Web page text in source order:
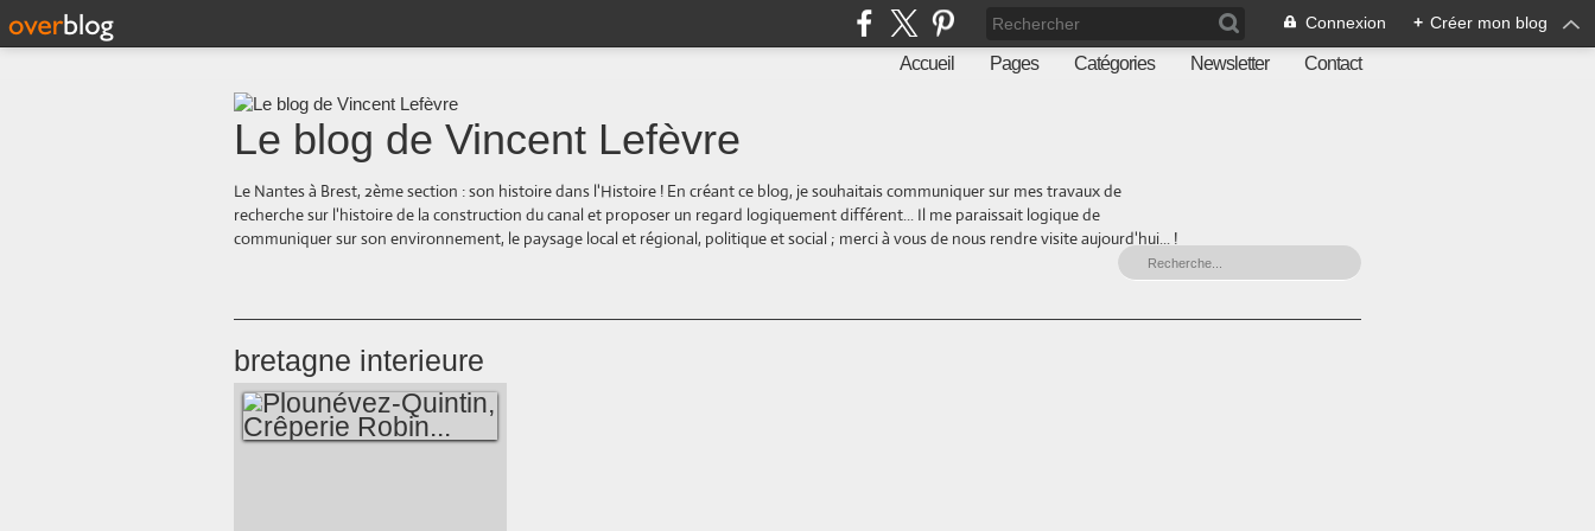
Connexion + Créer mon blog
Accueil Pages Catégories Newsletter Contact
Le blog de Vincent Lefèvre
Le Nantes à Brest, 2ème section : son histoire dans l'Histoire ! En créant ce blog, je souhaitais communiquer sur mes travaux de
recherche sur l'histoire de la construction du canal et proposer un regard logiquement différent... Il me paraissait logique de
communiquer sur son environnement, le paysage local et régional, politique et social ; merci à vous de nous rendre visite aujourd'hui... !
bretagne interieure